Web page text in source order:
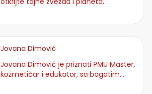
Jovana Dimović
Jovana Dimović je priznati PMU Master,
kozmetičar i edukator, sa bogatim